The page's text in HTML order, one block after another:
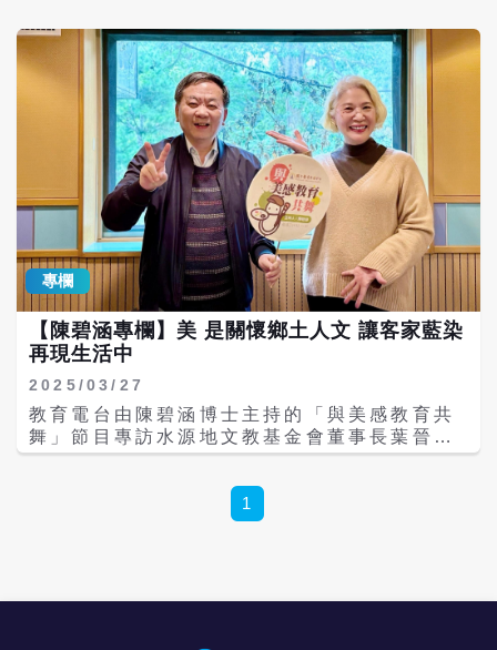
專欄
【陳碧涵專欄】美 是關懷鄉土人文 讓客家藍染
再現生活中
2025/03/27
教育電台由陳碧涵博士主持的「與美感教育共
舞」節目專訪水源地文教基金會董事長葉晉
玉。 葉晉玉的美感啟蒙，來自於承載著客家記
野田間的悠揚飄蕩，生活的種種感知形成了美
感意識，轉化為客家文化記憶，滋潤著他，即
1